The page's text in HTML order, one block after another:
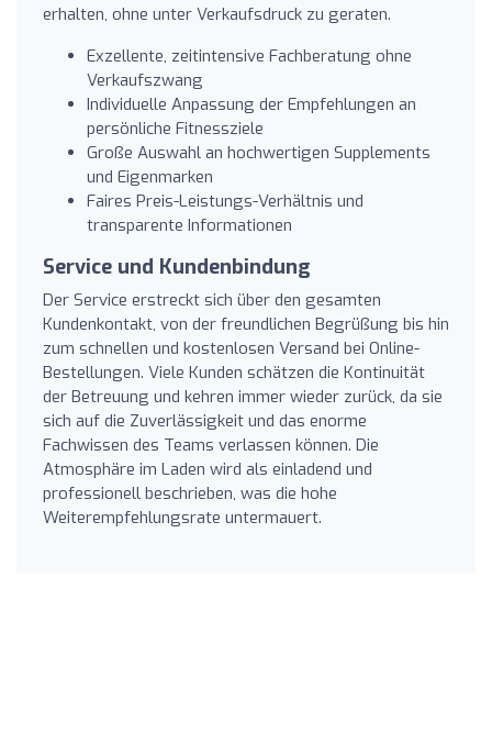
erhalten, ohne unter Verkaufsdruck zu geraten.
Exzellente, zeitintensive Fachberatung ohne
Verkaufszwang
Individuelle Anpassung der Empfehlungen an
persönliche Fitnessziele
Große Auswahl an hochwertigen Supplements
und Eigenmarken
Faires Preis-Leistungs-Verhältnis und
transparente Informationen
Service und Kundenbindung
Der Service erstreckt sich über den gesamten
Kundenkontakt, von der freundlichen Begrüßung bis hin
zum schnellen und kostenlosen Versand bei Online-
Bestellungen. Viele Kunden schätzen die Kontinuität
der Betreuung und kehren immer wieder zurück, da sie
sich auf die Zuverlässigkeit und das enorme
Fachwissen des Teams verlassen können. Die
Atmosphäre im Laden wird als einladend und
professionell beschrieben, was die hohe
Weiterempfehlungsrate untermauert.